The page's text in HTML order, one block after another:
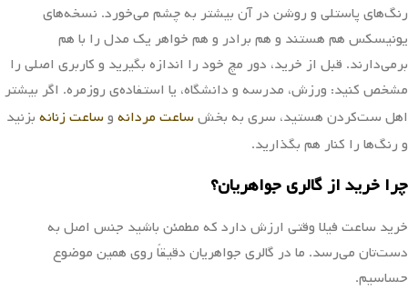
رنگ‌های پاستلی و روشن در آن بیشتر به چشم می‌خورد. نسخه‌های
یونیسکس هم هستند و هم برادر و هم خواهر یک مدل را با هم
برمی‌دارند. قبل از خرید، دور مچ خود را اندازه بگیرید و کاربری اصلی را
مشخص کنید: ورزش، مدرسه و دانشگاه، یا استفاده‌ی روزمره. اگر بیشتر
اهل ست‌کردن هستید، سری به بخشساعت مردانه وساعت زنانه بزنید
و رنگ‌ها را کنار هم بگذارید.
چرا خرید از گالری جواهریان؟
خرید ساعت فیلا وقتی ارزش دارد که مطمئن باشید جنس اصل به
دست‌تان می‌رسد. ما در گالری جواهریان دقیقاً روی همین موضوع
حساسیم.